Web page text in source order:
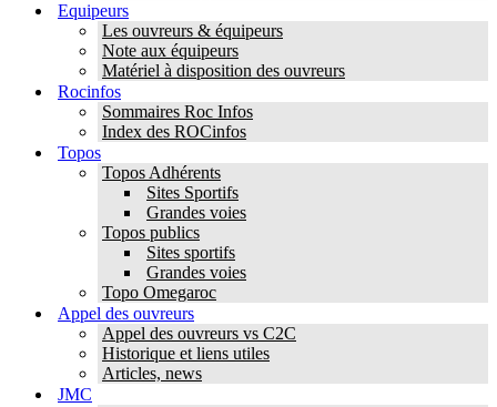
Equipeurs
Les ouvreurs & équipeurs
Note aux équipeurs
Matériel à disposition des ouvreurs
Rocinfos
Sommaires Roc Infos
Index des ROCinfos
Topos
Topos Adhérents
Sites Sportifs
Grandes voies
Topos publics
Sites sportifs
Grandes voies
Topo Omegaroc
Appel des ouvreurs
Appel des ouvreurs vs C2C
Historique et liens utiles
Articles, news
JMC